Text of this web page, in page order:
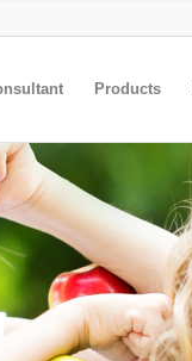
Products